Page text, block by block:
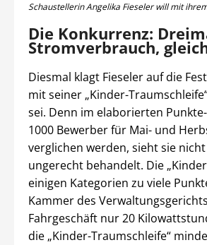
Schaustellerin Angelika Fieseler will mit
Die Konkurrenz:
Stromverbrauch,
Diesmal klagt Fieseler auf die
mit seiner „Kinder-
sei. Denn im elaborierten
1000 Bewerber für Mai- und
verglichen werden, sieht sie
ungerecht behandelt. Die
einigen Kategorien zu viele
Kammer des
Fahrgeschäft nur 20
die „Kinder-Traumschleife“